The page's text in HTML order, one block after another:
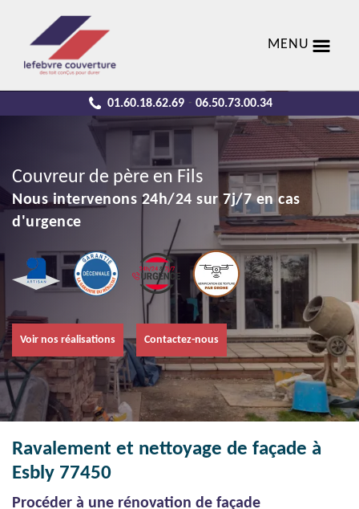
MENU
01.60.18.62.69 - 06.50.73.00.34
Couvreur de père en Fils
Nous intervenons 24h/24 sur 7j/7 en cas
d'urgence
Voir nos réalisations Contactez-nous
Ravalement et nettoyage de façade à
Esbly 77450
Procéder à une rénovation de façade